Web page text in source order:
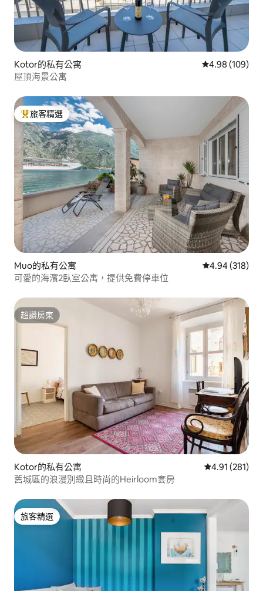
Kotor的私有公寓 從 109 則評價
4.98 (109)
屋頂海景公寓
旅客精選榜首
旅客精選
Muo的私有公寓 從 318 則評價
4.94 (318)
可愛的海濱2臥室公寓，提供免費停車位
超讚房東
超讚房東
Kotor的私有公寓 從 281 則評價
4.91 (281)
舊城區的浪漫別緻且時尚的Heirloom套房
旅客精選
旅客精選